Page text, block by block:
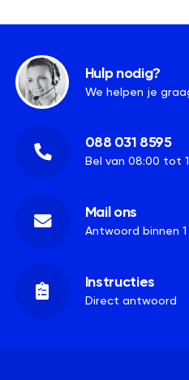
Hulp nodig?
We helpen je
088 031 8595
Bel van 08:00 tot
Mail ons
Antwoord binnen
Instructies
Direct antwoord